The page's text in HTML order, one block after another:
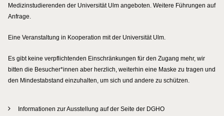
Medizinstudierenden der Universität Ulm angeboten. Weitere Führungen auf
Anfrage.
Eine Veranstaltung in Kooperation mit der Universität Ulm.
Es gibt keine verpflichtenden Einschränkungen für den Zugang mehr, wir
bitten die Besucher*innen aber herzlich, weiterhin eine Maske zu tragen und
den Mindestabstand einzuhalten, um sich und andere zu schützen.
Informationen zur Ausstellung auf der Seite der DGHO